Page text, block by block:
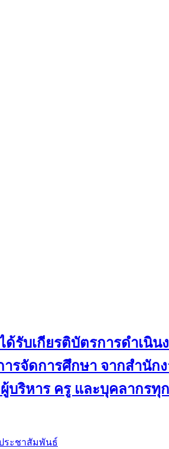
รับเกียรติบัตรการดำเนิ
รจัดการศึกษา จากสำนั
ริหาร ครู และบุคลากรทุ
ระชาสัมพันธ์